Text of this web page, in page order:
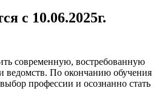
с 10.06.2025г.
современную, востребованную
ведомств. По окончанию обучения
профессии и осознанно стать